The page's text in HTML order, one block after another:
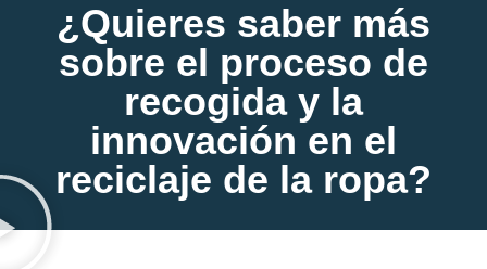
¿Quieres saber más
sobre el proceso de
recogida y la
innovación en el
reciclaje de la ropa?